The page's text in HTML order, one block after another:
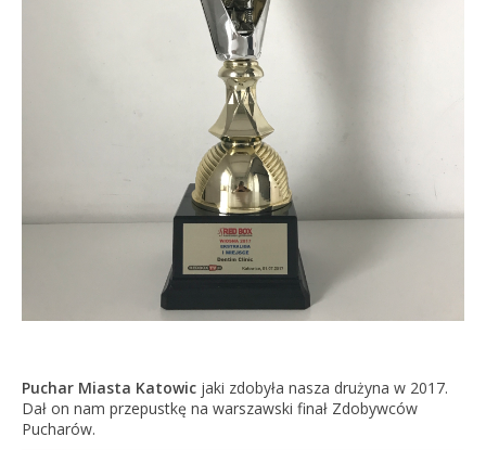
Puchar Miasta Katowicjaki zdobyła nasza drużyna w 2017.
Dał on nam przepustkę na warszawski finał Zdobywców
Pucharów.